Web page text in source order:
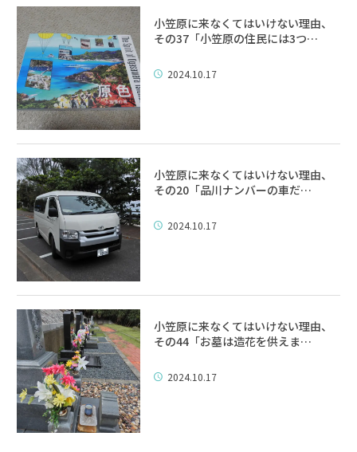
小笠原に来なくてはいけない理由、
その37「小笠原の住民には3つ…
2024.10.17
小笠原に来なくてはいけない理由、
その20「品川ナンバーの車だ…
2024.10.17
小笠原に来なくてはいけない理由、
その44「お墓は造花を供えま…
2024.10.17